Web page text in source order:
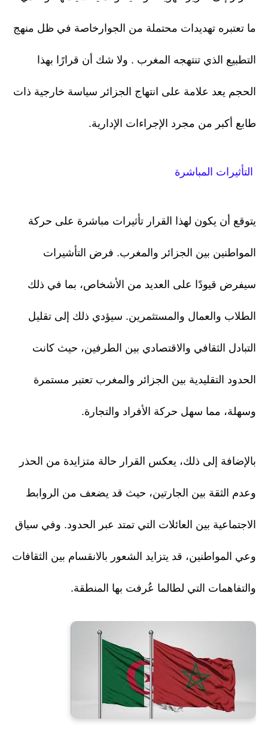
ما تعتبره تهديدات محتملة من الجوارخاصة في ظل منهج
التطبيع الذي تنتهجه المغرب . ولا شك أن قرارًا بهذا
الحجم يعد علامة على انتهاج الجزائر سياسة خارجية ذات
طابع أكبر من مجرد الإجراءات الإدارية.
التأثيرات المباشرة
يتوقع أن يكون لهذا القرار تأثيرات مباشرة على حركة
المواطنين بين الجزائر والمغرب. فرض التأشيرات
سيفرض قيودًا على العديد من الأشخاص، بما في ذلك
الطلاب والعمال والمستثمرين. سيؤدي ذلك إلى تقليل
التبادل الثقافي والاقتصادي بين الطرفين، حيث كانت
الحدود التقليدية بين الجزائر والمغرب تعتبر مستمرة
وسهلة، مما سهل حركة الأفراد والتجارة.
بالإضافة إلى ذلك، يعكس القرار حالة متزايدة من الحذر
وعدم الثقة بين الجارتين، حيث قد يضعف من الروابط
الاجتماعية بين العائلات التي تمتد عبر الحدود. وفي سياق
وعي المواطنين، قد يتزايد الشعور بالانقسام بين الثقافات
والتفاهمات التي لطالما عُرفت بها المنطقة.